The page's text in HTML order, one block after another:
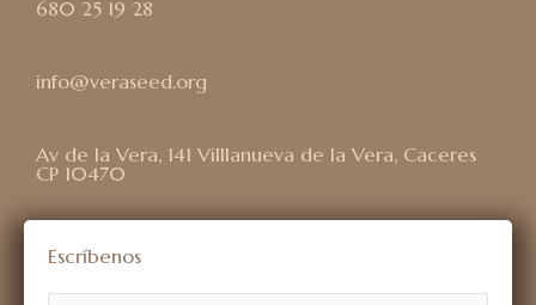
680 25 19 28
info@veraseed.org
Av de la Vera, 141 Villlanueva de la Vera, Caceres
CP 10470
Escríbenos